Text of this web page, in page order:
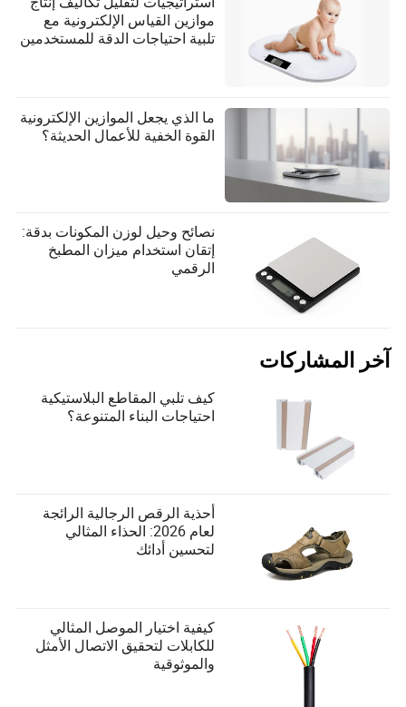
موازين القياس الإلكترونية مع
تلبية احتياجات الدقة للمستخدمين
ما الذي يجعل الموازين الإلكترونية
القوة الخفية للأعمال الحديثة؟
نصائح وحيل لوزن المكونات بدقة:
إتقان استخدام ميزان المطبخ
الرقمي
آخر المشاركات
كيف تلبي المقاطع البلاستيكية
احتياجات البناء المتنوعة؟
أحذية الرقص الرجالية الرائجة
لعام 2026: الحذاء المثالي
لتحسين أدائك
كيفية اختيار الموصل المثالي
للكابلات لتحقيق الاتصال الأمثل
والموثوقية